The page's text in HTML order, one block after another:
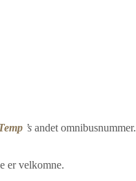
’s andet omnibusnummer.
er velkomne.